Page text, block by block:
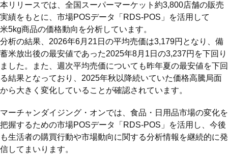
本リリースでは、全国スーパーマーケット約3,800店舗の販売
実績をもとに、市場POSデータ「RDS-POS」を活用して
米5kg商品の価格動向を分析しています。
分析の結果、2026年6月21日の平均売価は3,179円となり、備
蓄米放出後の最安値であった2025年8月1日の3,237円を下回り
ました。また、週次平均売価についても昨年夏の最安値を下回
る結果となっており、2025年秋以降続いていた価格高騰局面
から大きく変化していることが確認されています。
マーチャンダイジング・オンでは、食品・日用品市場の変化を
把握するための市場POSデータ「RDS-POS」を活用し、今後
も生活者の購買行動や市場動向に関する分析情報を継続的に発
信してまいります。